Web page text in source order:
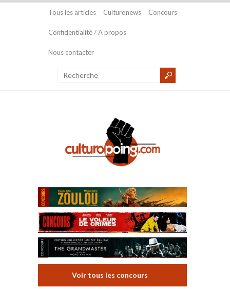
Tous les articles Culturonews Concours
Confidentialité / A propos
Nous contacter
Voir tous les concours